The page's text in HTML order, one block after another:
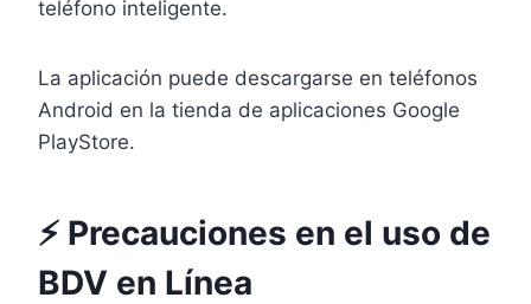
teléfono inteligente.
La aplicación puede descargarse en teléfonos
Android en la tienda de aplicaciones Google
PlayStore.
⚡ Precauciones en el uso de
BDV en Línea